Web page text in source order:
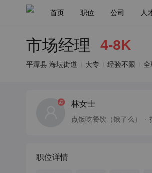
首页 职位 公司 人
市场经理 4-8K
平潭县 海坛街道 大专 经验不限 全
林女士
点饭吃餐饮（饿了么）
职位详情